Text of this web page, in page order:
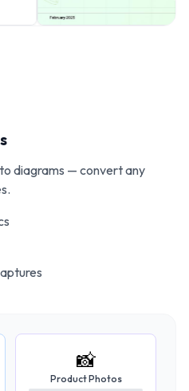
diagrams — convert any
📸
Product Photos